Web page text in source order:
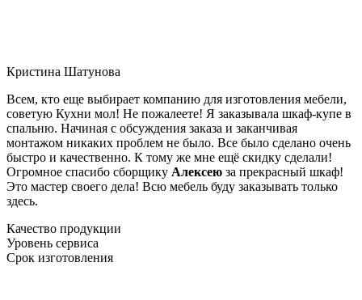
Кристина Шатунова
Всем, кто еще выбирает компанию для изготовления мебели,
советую Кухни мол! Не пожалеете! Я заказывала шкаф-купе в
спальню. Начиная с обсуждения заказа и заканчивая
монтажом никаких проблем не было. Все было сделано очень
быстро и качественно. К тому же мне ещё скидку сделали!
Огромное спасибо сборщику Алексею за прекрасный шкаф!
Это мастер своего дела! Всю мебель буду заказывать только
здесь.
Качество продукции
Уровень сервиса
Срок изготовления